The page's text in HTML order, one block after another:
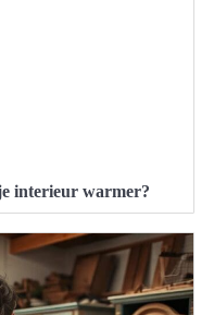
interieur warmer?